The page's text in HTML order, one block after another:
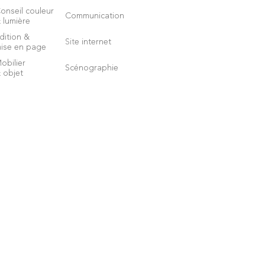
couleur
lumière
Communication
Site internet
&
en page
objet
Scénographie